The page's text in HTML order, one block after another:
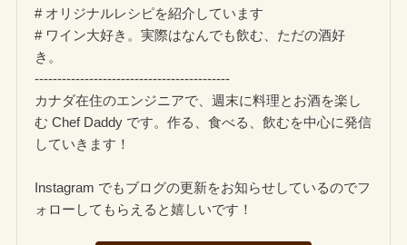
# オリジナルレシピを紹介しています
# ワイン大好き。実際はなんでも飲む、ただの酒好
き。
-------------------------------------------
カナダ在住のエンジニアで、週末に料理とお酒を楽し
む Chef Daddy です。作る、食べる、飲むを中心に発信
していきます！
Instagram でもブログの更新をお知らせしているのでフ
ォローしてもらえると嬉しいです！